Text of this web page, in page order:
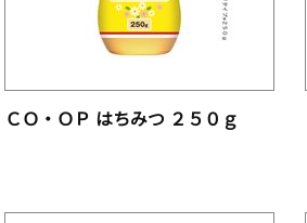
ＣＯ・ＯＰ はちみつ ２５０ｇ